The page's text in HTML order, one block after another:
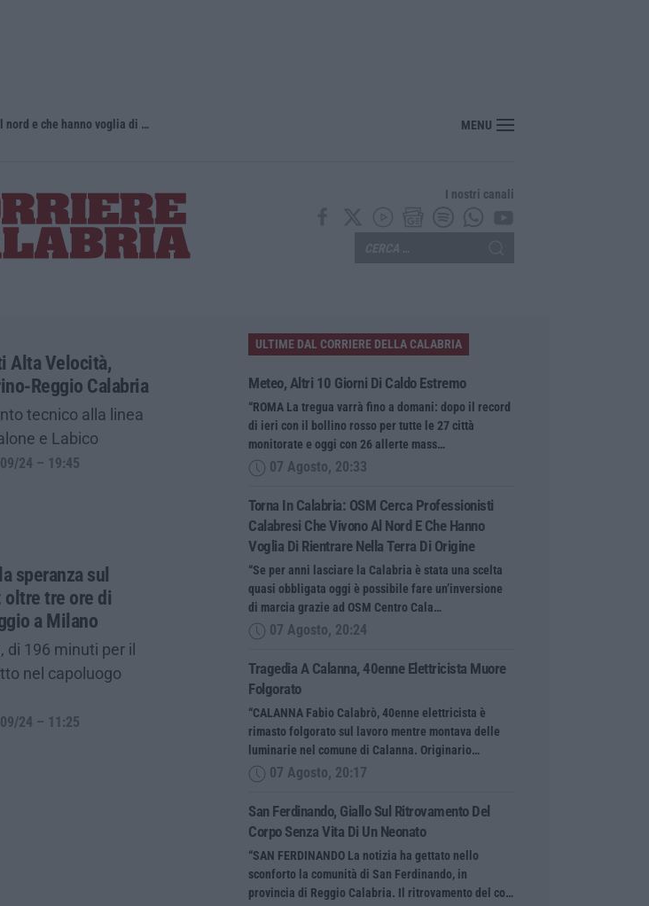
Torna in Calabria: OSM cerca professionisti calabresi che vivono al nord e che hanno voglia di rientrare nella terra di origine Tragedia a Calanna, 40enne elettricista muore folgorato
MENU
I nostri canali
Alta Velocità,
Reggio Calabria
tecnico alla linea
e Labico
24 – 19:45
speranza sul
oltre tre ore di
a Milano
di 196 minuti per il
nel capoluogo
24 – 11:25
ULTIME DAL CORRIERE DELLA CALABRIA
Meteo, Altri 10 Giorni Di Caldo Estremo
“ROMA La tregua varrà fino a domani: dopo il record
di ieri con il bollino rosso per tutte le 27 città
monitorate e oggi con 26 allerte mass…
07 Agosto, 20:33
Torna In Calabria: OSM Cerca Professionisti
Calabresi Che Vivono Al Nord E Che Hanno
Voglia Di Rientrare Nella Terra Di Origine
“Se per anni lasciare la Calabria è stata una scelta
quasi obbligata oggi è possibile fare un’inversione
di marcia grazie ad OSM Centro Cala…
07 Agosto, 20:24
Tragedia A Calanna, 40enne Elettricista Muore
Folgorato
“CALANNA Fabio Calabrò, 40enne elettricista è
rimasto folgorato sul lavoro mentre montava delle
luminarie nel comune di Calanna. Originario…
07 Agosto, 20:17
San Ferdinando, Giallo Sul Ritrovamento Del
Corpo Senza Vita Di Un Neonato
“SAN FERDINANDO La notizia ha gettato nello
sconforto la comunità di San Ferdinando, in
provincia di Reggio Calabria. Il ritrovamento del co…